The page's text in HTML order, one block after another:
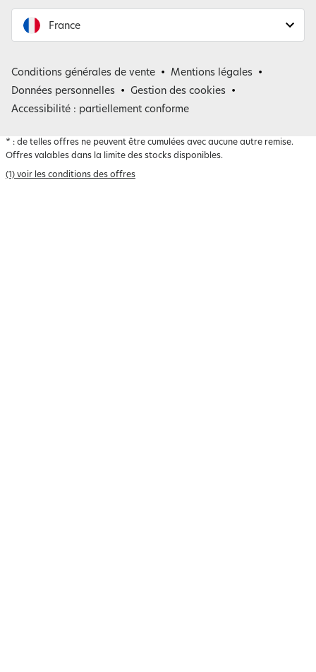
France
Belgique
Conditions générales de vente
Mentions légales
Données personnelles
Gestion des cookies
Accessibilité : partiellement conforme
* : de telles offres ne peuvent être cumulées avec aucune autre remise.
Offres valables dans la limite des stocks disponibles.
(1) voir les conditions des offres